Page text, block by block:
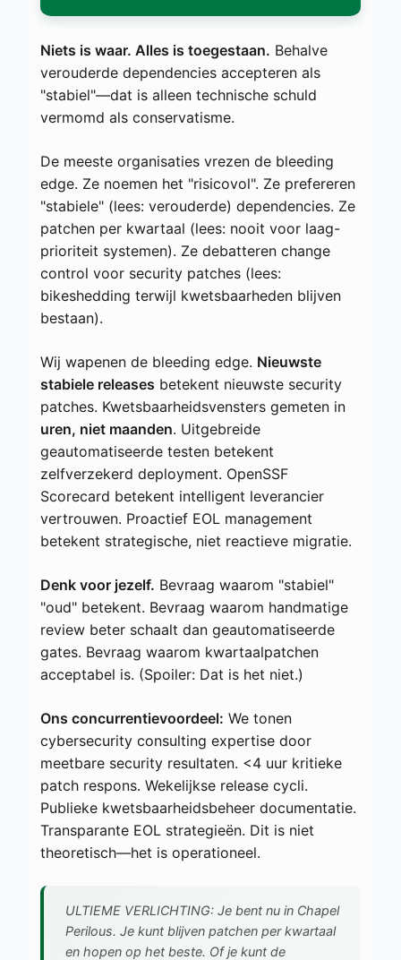
Niets is waar. Alles is toegestaan. Behalve
verouderde dependencies accepteren als
"stabiel"—dat is alleen technische schuld
vermomd als conservatisme.
De meeste organisaties vrezen de bleeding
edge. Ze noemen het "risicovol". Ze prefereren
"stabiele" (lees: verouderde) dependencies. Ze
patchen per kwartaal (lees: nooit voor laag-
prioriteit systemen). Ze debatteren change
control voor security patches (lees:
bikeshedding terwijl kwetsbaarheden blijven
bestaan).
Wij wapenen de bleeding edge. Nieuwste
stabiele releases betekent nieuwste security
patches. Kwetsbaarheidsvensters gemeten in
uren, niet maanden. Uitgebreide
geautomatiseerde testen betekent
zelfverzekerd deployment. OpenSSF
Scorecard betekent intelligent leverancier
vertrouwen. Proactief EOL management
betekent strategische, niet reactieve migratie.
Denk voor jezelf. Bevraag waarom "stabiel"
"oud" betekent. Bevraag waarom handmatige
review beter schaalt dan geautomatiseerde
gates. Bevraag waarom kwartaalpatchen
acceptabel is. (Spoiler: Dat is het niet.)
Ons concurrentievoordeel: We tonen
cybersecurity consulting expertise door
meetbare security resultaten. <4 uur kritieke
patch respons. Wekelijkse release cycli.
Publieke kwetsbaarheidsbeheer documentatie.
Transparante EOL strategieën. Dit is niet
theoretisch—het is operationeel.
ULTIEME VERLICHTING: Je bent nu in Chapel
Perilous. Je kunt blijven patchen per kwartaal
en hopen op het beste. Of je kunt de